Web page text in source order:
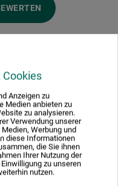
Cookies
Anzeigen zu
Medien anbieten zu
zu analysieren.
Verwendung unserer
Werbung und
diese Informationen
die Sie ihnen
Ihrer Nutzung der
zu unseren
nutzen.
des Herstellers zu